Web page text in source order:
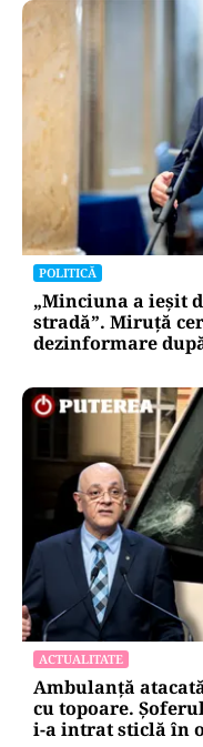
POLITICĂ
„Minciuna a ieșit
stradă”. Miruță
dezinformare
ACTUALITATE
Ambulanță
cu topoare.
i-a intrat sticlă în